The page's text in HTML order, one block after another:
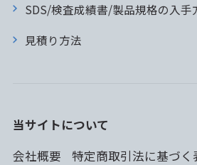
SDS/検査成績書/製品規格の入手
見積り方法
当サイトについて
会社概要
特定商取引法に基づく